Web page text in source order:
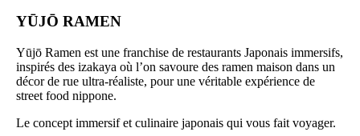
YŪJŌ RAMEN
Yūjō Ramen est une franchise de restaurants Japonais immersifs,
inspirés des izakaya où l’on savoure des ramen maison dans un
décor de rue ultra-réaliste, pour une véritable expérience de
street food nippone.
Le concept immersif et culinaire japonais qui vous fait voyager.